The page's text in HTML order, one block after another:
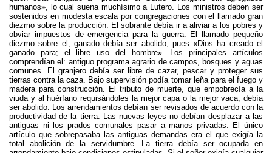
humanos», lo cual suena muchísimo a Lutero. Los ministros deben ser
sostenidos en modesta escala por congregaciones con el llamado gran
diezmo sobre la producción. El sobrante debía ir a aliviar a los pobres y
obviar impuestos de emergencia para la guerra. El llamado pequeño
diezmo sobre el; ganado debía ser abolido, pues «Dios ha creado el
ganado para; el libre uso del hombre». Los principales artículos
comprendían el: antiguo programa agrario de campos, bosques y aguas
comunes. El granjero debía ser libre de cazar, pescar y proteger sus
tierras contra la caza. Bajo supervisión podía tomar leña para el fuego y
madera para construcción. El tributo de muerte, que empobrecía a la
viuda y al huérfano requisándoles la mejor capa o la mejor vaca, debía
ser abolido. Los arrendamientos debían ser revisados de acuerdo con la
productividad de la tierra. Las nuevas leyes no debían desplazar a las
antiguas ni los prados comunales pasar a manos privadas. El único
artículo que sobrepasaba las antiguas demandas era el que exigía la
total abolición de la servidumbre. La tierra debía ser ocupada en